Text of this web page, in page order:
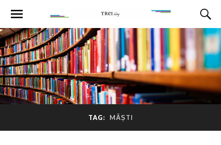
TAG: MĂȘTI